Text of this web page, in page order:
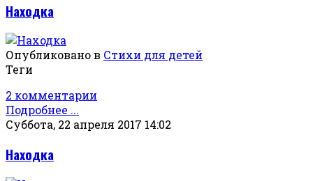
Находка
Опубликовано в Стихи для детей
Теги
2 комментарии
Подробнее ...
Суббота, 22 апреля 2017 14:02
Находка